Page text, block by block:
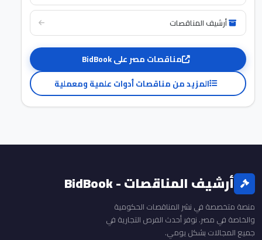
أرشيف المناقصات
مناقصات مصر على BidBook
المزيد من مناقصات أدوات علمية ومعملية
أرشيف المناقصات - BidBook
منصة متخصصة في نشر المناقصات الحكومية
والخاصة في مصر. نوفر أحدث الفرص التجارية في
جميع المجالات بشكل يومي.